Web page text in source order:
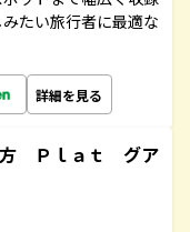
たい旅行者に最適な
詳細を見る
Ｐｌａｔ グア